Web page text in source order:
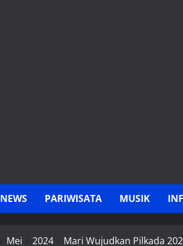
NEWS PARIWISATA MUSIK
Mei 2024 Mari Wujudkan Pilkada